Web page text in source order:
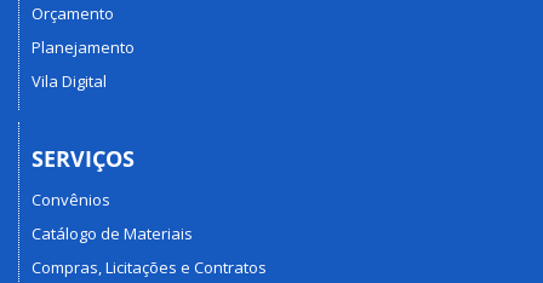
Orçamento
Planejamento
Vila Digital
SERVIÇOS
Convênios
Catálogo de Materiais
Compras, Licitações e Contratos